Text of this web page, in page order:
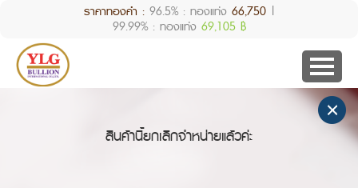
ราคาทองคำ :96.5% : ทองแท่ง 66,750 |
99.99% : ทองแท่ง 69,105 ฿
สินค้านี้ยกเลิกจำหน่ายแล้วค่ะ